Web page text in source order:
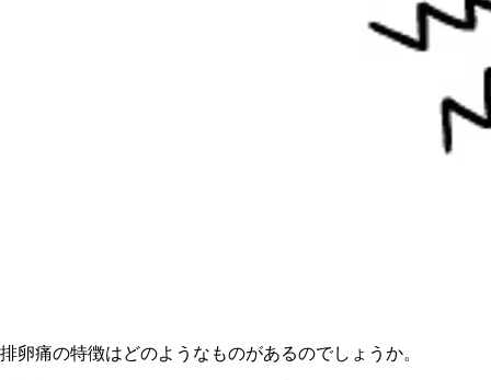
排卵痛の特徴はどのようなものがあるのでしょうか。